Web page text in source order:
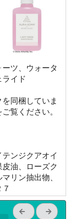
ーツ、ウォータ
イド
同梱していま
覧ください。
ンジクアオイ
油、ローズク
リン抽出物、